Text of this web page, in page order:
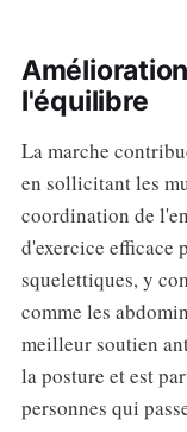
l'équilibre
La marche
en sollicitant les
coordination de
d'exercice efficace
squelettiques, y
comme les
meilleur soutien
la posture et est
personnes qui